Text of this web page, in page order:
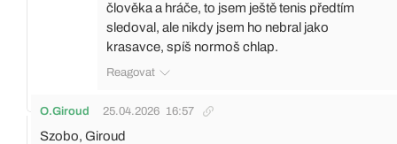
člověka a hráče, to jsem ještě tenis předtím
sledoval, ale nikdy jsem ho nebral jako
krasavce, spíš normoš chlap.
Reagovat
O.Giroud 25.04.2026 16:57
Szobo, Giroud